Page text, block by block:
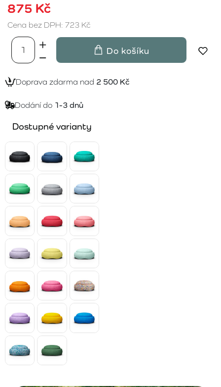
875 Kč
Cena bez DPH: 723 Kč
Do košíku
Doprava zdarma nad 2 500 Kč
Dodání do 1-3 dnů
Dostupné varianty